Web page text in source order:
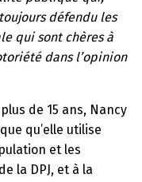
défendu les
qui sont chères à
dans l’opinion
de 15 ans, Nancy
qu’elle utilise
et les
la DPJ, et à la